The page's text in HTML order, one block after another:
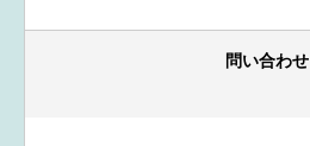
問い合わせ